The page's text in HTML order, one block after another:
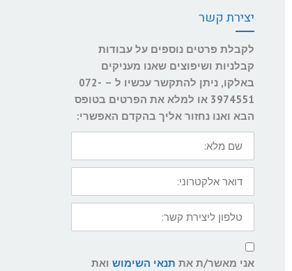
יצירת קשר
לקבלת פרטים נוספים על עבודות
קבלניות ושיפוצים שאנו מעניקים
באלקו, ניתן להתקשר עכשיו ל – 072-
3974551 או למלא את הפרטים בטופס
הבא ואנו נחזור אליך בהקדם האפשרי:
שם
מלא:
דואר
אלקטרוני:
טלפון
ליצירת
קשר:
תנאי
שימוש
ומדיניות
אני מאשר/ת את תנאי השימוש ואת